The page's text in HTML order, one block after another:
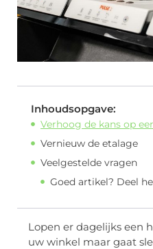
Inhoudsopgave:
Verhoog de kans op
Vernieuw de etalage
Veelgestelde vragen
Goed artikel? Deel
Lopen er dagelijks een
uw winkel maar gaat